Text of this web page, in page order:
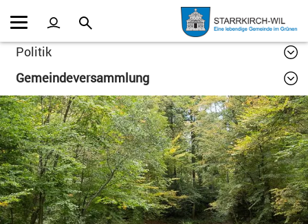
Kopfzeile
Inhalt
Politik
Gemeindeversammlung